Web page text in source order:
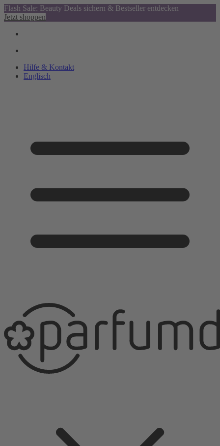
Flash Sale: Beauty Deals sichern & Bestseller entdecken
Jetzt shoppen
Hilfe & Kontakt
Englisch